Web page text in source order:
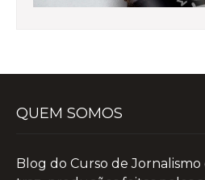
QUEM SOMOS
Blog do Curso de Jornalismo